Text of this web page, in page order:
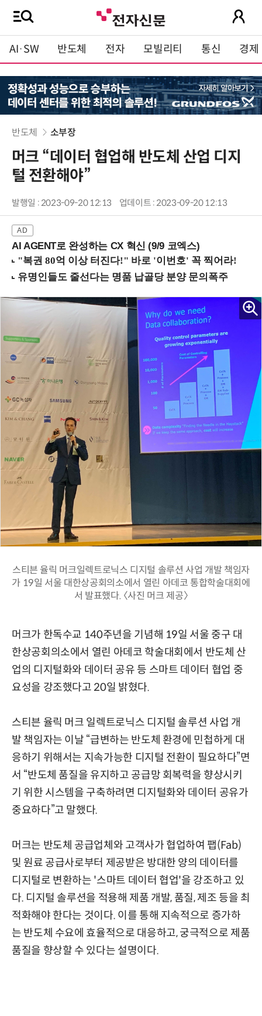
AI·SW 반도체 전자 모빌리티 통신 경제
반도체 소부장
머크 “데이터 협업해 반도체 산업 디지
털 전환해야”
발행일 : 2023-09-20 12:13 업데이트 : 2023-09-20 12:13
AI AGENT로 완성하는 CX 혁신 (9/9 코엑스)
스티븐 율릭 머크일렉트로닉스 디지털 솔루션 사업 개발 책임자
가 19일 서울 대한상공회의소에서 열린 아데코 통합학술대회에
서 발표했다. 〈사진 머크 제공〉
머크가 한독수교 140주년을 기념해 19일 서울 중구 대
한상공회의소에서 열린 아데코 학술대회에서 반도체 산
업의 디지털화와 데이터 공유 등 스마트 데이터 협업 중
요성을 강조했다고 20일 밝혔다.
스티븐 율릭 머크 일렉트로닉스 디지털 솔루션 사업 개
발 책임자는 이날 “급변하는 반도체 환경에 민첩하게 대
응하기 위해서는 지속가능한 디지털 전환이 필요하다”면
서 “반도체 품질을 유지하고 공급망 회복력을 향상시키
기 위한 시스템을 구축하려면 디지털화와 데이터 공유가
중요하다”고 말했다.
머크는 반도체 공급업체와 고객사가 협업하여 팹(Fab)
및 원료 공급사로부터 제공받은 방대한 양의 데이터를
디지털로 변환하는 '스마트 데이터 협업'을 강조하고 있
다. 디지털 솔루션을 적용해 제품 개발, 품질, 제조 등을 최
적화해야 한다는 것이다. 이를 통해 지속적으로 증가하
는 반도체 수요에 효율적으로 대응하고, 궁극적으로 제품
품질을 향상할 수 있다는 설명이다.